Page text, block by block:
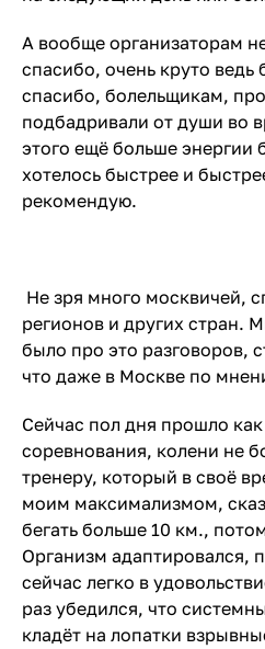
А вообще организаторам
спасибо, очень круто
спасибо, болельщикам,
подбадривали от души во
этого ещё больше энергии
хотелось быстрее и
рекомендую.
Не зря много москвичей,
регионов и других стран.
было про это разговоров,
что даже в Москве по
Сейчас пол дня прошло
соревнования, колени не
тренеру, который в своё
моим максимализмом,
бегать больше 10 км.,
Организм адаптировался,
сейчас легко в
раз убедился, что
кладёт на лопатки